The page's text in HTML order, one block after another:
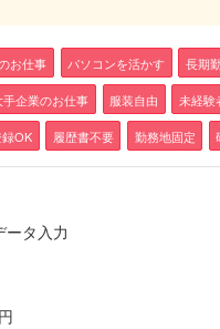
お仕事 パソコンを活かす 長期
手企業のお仕事 服装自由 未経験
OK 履歴書不要 勤務地固定
ータ入力